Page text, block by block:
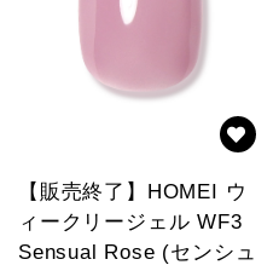
【販売終了】HOMEI ウ
ィークリージェル WF3
Sensual Rose (センシュ